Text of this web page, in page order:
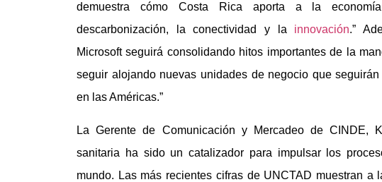
demuestra cómo Costa Rica aporta a la
descarbonización, la conectividad y la innovación.”
Microsoft seguirá consolidando hitos importantes de la
seguir alojando nuevas unidades de negocio que
en las Américas.”
La Gerente de Comunicación y Mercadeo de CINDE,
sanitaria ha sido un catalizador para impulsar los
mundo. Las más recientes cifras de UNCTAD muestran a